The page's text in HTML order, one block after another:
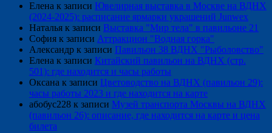
Елена к записи Ювелирная выставка в Москве на ВДНХ
(2024-2025): расписание ярмарки украшений Junwex
Наталья к записи Выставка "Мир тела" в павильоне 21
София к записи Аттракцион "Водная горка"
Александр к записи Павильон 38 ВДНХ "Рыболовство"
Елена к записи Китайский павильон на ВДНХ (стр.
501): где находится и часы работы
Оксана к записи Цветоводство на ВДНХ (павильон 29):
часы работы 2023 и где находится на карте
абобус228 к записи Музей транспорта Москвы на ВДНХ
(павильон 26): описание, где находится на карте и цена
билета